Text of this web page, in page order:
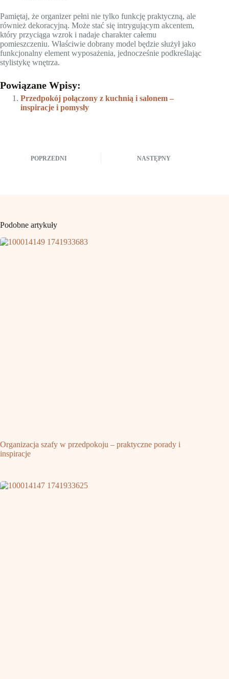
Pamiętaj, że organizer pełni nie tylko funkcję praktyczną, ale
również dekoracyjną. Może stać się intrygującym akcentem,
który przyciąga wzrok i nadaje charakter całemu
pomieszczeniu. Właściwie dobrany model będzie służył jako
funkcjonalny element wyposażenia, jednocześnie podkreślając
stylistykę wnętrza.
Powiązane Wpisy:
Przedpokój połączony z kuchnią i salonem –
inspiracje i pomysły
POPRZEDNI NASTĘPNY
Podobne artykuły
Organizacja szafy w przedpokoju – praktyczne porady i
inspiracje